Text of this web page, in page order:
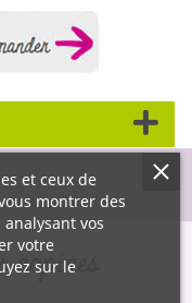
et ceux de
montrer des
vos
votre
sur le